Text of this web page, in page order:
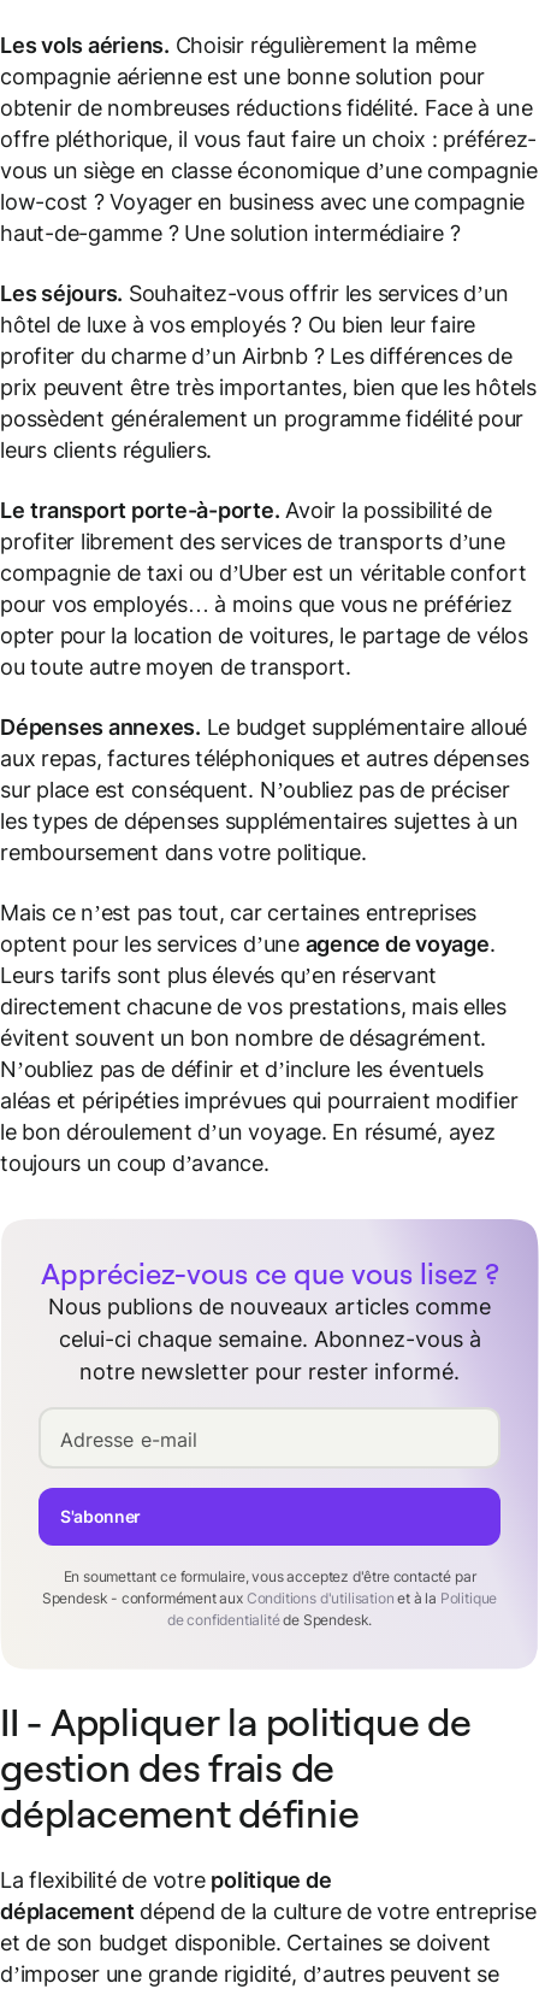
Les vols aériens. Choisir régulièrement la même
compagnie aérienne est une bonne solution pour
obtenir de nombreuses réductions fidélité. Face à une
offre pléthorique, il vous faut faire un choix : préférez-
vous un siège en classe économique d’une compagnie
low-cost ? Voyager en business avec une compagnie
haut-de-gamme ? Une solution intermédiaire ?
Les séjours. Souhaitez-vous offrir les services d’un
hôtel de luxe à vos employés ? Ou bien leur faire
profiter du charme d’un Airbnb ? Les différences de
prix peuvent être très importantes, bien que les hôtels
possèdent généralement un programme fidélité pour
leurs clients réguliers.
Le transport porte-à-porte. Avoir la possibilité de
profiter librement des services de transports d’une
compagnie de taxi ou d’Uber est un véritable confort
pour vos employés… à moins que vous ne préfériez
opter pour la location de voitures, le partage de vélos
ou toute autre moyen de transport.
Dépenses annexes. Le budget supplémentaire alloué
aux repas, factures téléphoniques et autres dépenses
sur place est conséquent. N’oubliez pas de préciser
les types de dépenses supplémentaires sujettes à un
remboursement dans votre politique.
Mais ce n’est pas tout, car certaines entreprises
optent pour les services d’une agence de voyage.
Leurs tarifs sont plus élevés qu’en réservant
directement chacune de vos prestations, mais elles
évitent souvent un bon nombre de désagrément.
N’oubliez pas de définir et d’inclure les éventuels
aléas et péripéties imprévues qui pourraient modifier
le bon déroulement d’un voyage. En résumé, ayez
toujours un coup d’avance.
Appréciez-vous ce que vous lisez ?
Nous publions de nouveaux articles comme
celui-ci chaque semaine. Abonnez-vous à
notre newsletter pour rester informé.
Adresse e-mail
En soumettant ce formulaire, vous acceptez d'être contacté par
Spendesk - conformément aux Conditions d'utilisation et à la Politique
de confidentialitéde Spendesk.
S'abonner
II - Appliquer la politique de
gestion des frais de
déplacement définie
La flexibilité de votre politique de
déplacementdépend de la culture de votre entreprise
et de son budget disponible. Certaines se doivent
d’imposer une grande rigidité, d’autres peuvent se